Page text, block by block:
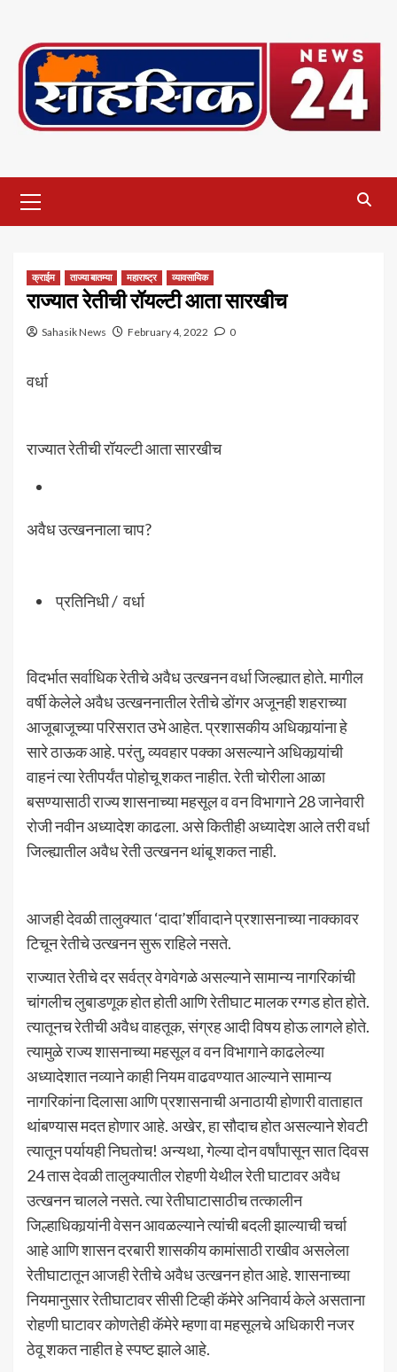
content
Menu
क्राईम ताज्या बातम्या महाराष्ट्र व्यावसायिक
राज्यात रेतीची रॉयल्टी आता सारखीच
Sahasik News February 4, 2022 0
वर्धा
राज्यात रेतीची रॉयल्टी आता सारखीच
अवैध उत्खननाला चाप?
प्रतिनिधी / वर्धा
विदर्भात सर्वाधिक रेतीचे अवैध उत्खनन वर्धा जिल्ह्यात होते. मागील
वर्षी केलेले अवैध उत्खननातील रेतीचे डोंगर अजूनही शहराच्या
आजूबाजूच्या परिसरात उभे आहेत. प्रशासकीय अधिकार्‍यांना हे
सारे ठाऊक आहे. परंतु, व्यवहार पक्का असल्याने अधिकार्‍यांची
वाहनं त्या रेतीपर्यंत पोहोचू शकत नाहीत. रेती चोरीला आळा
बसण्यासाठी राज्य शासनाच्या महसूल व वन विभागाने 28 जानेवारी
रोजी नवीन अध्यादेश काढला. असे कितीही अध्यादेश आले तरी वर्धा
जिल्ह्यातील अवैध रेती उत्खनन थांबू शकत नाही.
आजही देवळी तालुक्यात ‘दादा’र्शीवादाने प्रशासनाच्या नाक्कावर
टिचून रेतीचे उत्खनन सुरू राहिले नसते.
राज्यात रेतीचे दर सर्वत्र वेगवेगळे असल्याने सामान्य नागरिकांची
चांगलीच लुबाडणूक होत होती आणि रेतीघाट मालक रग्गड होत होते.
त्यातूनच रेतीची अवैध वाहतूक, संग्रह आदी विषय होऊ लागले होते.
त्यामुळे राज्य शासनाच्या महसूल व वन विभागाने काढलेल्या
अध्यादेशात नव्याने काही नियम वाढवण्यात आल्याने सामान्य
नागरिकांना दिलासा आणि प्रशासनाची अनाठायी होणारी वाताहात
थांबण्यास मदत होणार आहे. अखेर, हा सौदाच होत असल्याने शेवटी
त्यातून पर्यायही निघतोच! अन्यथा, गेल्या दोन वर्षांपासून सात दिवस
24 तास देवळी तालुक्यातील रोहणी येथील रेती घाटावर अवैध
उत्खनन चालले नसते. त्या रेतीघाटासाठीच तत्कालीन
जिल्हाधिकार्‍यांनी वेसन आवळल्याने त्यांची बदली झाल्याची चर्चा
आहे आणि शासन दरबारी शासकीय कामांसाठी राखीव असलेला
रेतीघाटातून आजही रेतीचे अवैध उत्खनन होत आहे. शासनाच्या
नियमानुसार रेतीघाटावर सीसी टिव्ही कॅमेरे अनिवार्य केले असताना
रोहणी घाटावर कोणतेही कॅमेरे म्हणा वा महसूलचे अधिकारी नजर
ठेवू शकत नाहीत हे स्पष्ट झाले आहे.